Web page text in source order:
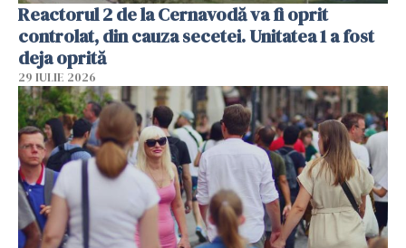
Reactorul 2 de la Cernavodă va fi oprit
controlat, din cauza secetei. Unitatea 1 a fost
deja oprită
29 IULIE 2026